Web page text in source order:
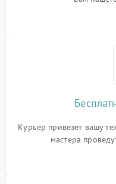
Курьер привезет вашу
мастера